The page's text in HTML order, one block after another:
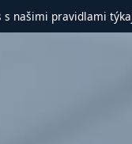
našimi pravidlami